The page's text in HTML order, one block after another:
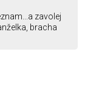
zavolej
bracha